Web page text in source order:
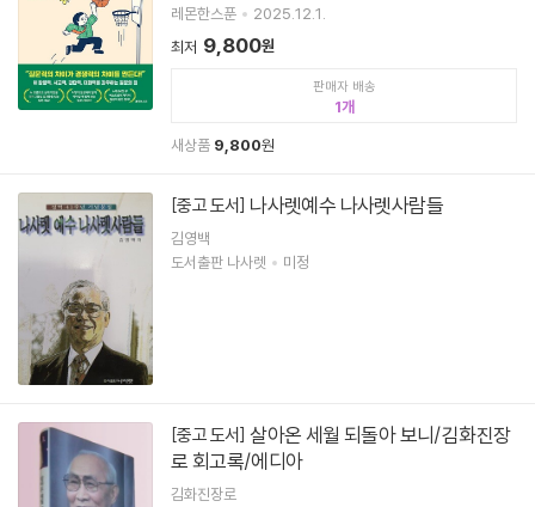
레몬한스푼
2025.12.1.
최저 9,800원
판매자 배송
1
새상품 9,800원
[중고 도서] 나사렛예수 나사렛사람들
김영백
도서출판 나사렛
미정
[중고 도서] 살아온 세월 되돌아 보니/김화진장
로 회고록/에디아
김화진장로